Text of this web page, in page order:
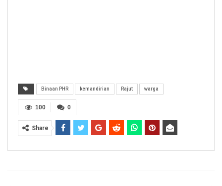
Binaan PHR kemandirian Rajut warga
0
100
Share